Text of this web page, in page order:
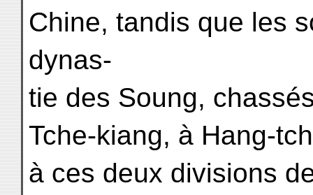
Chine, tandis que les
dynas-
tie des Soung,
Tche-kiang, à Hang-
à ces deux divisions